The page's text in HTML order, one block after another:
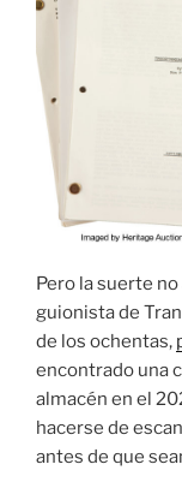
Pero la suerte
guionista de
de los ochentas,
encontrado una
almacén en el
hacerse de
antes de que